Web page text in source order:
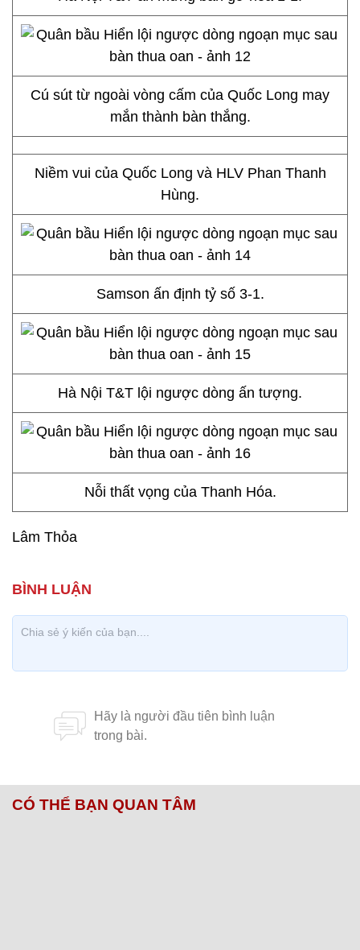
Cú sút từ ngoài vòng cấm của Quốc Long may
mắn thành bàn thắng.
Niềm vui của Quốc Long và HLV Phan Thanh
Hùng.
Samson ấn định tỷ số 3-1.
Hà Nội T&T lội ngược dòng ấn tượng.
Nỗi thất vọng của Thanh Hóa.
Lâm Thỏa
CÓ THỂ BẠN QUAN TÂM